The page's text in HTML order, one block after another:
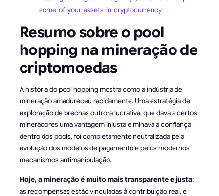
some-of-your-assets-in-cryptocurrency
Resumo sobre o pool
hopping na mineração de
criptomoedas
A história do pool hopping mostra como a indústria de
mineração amadureceu rapidamente. Uma estratégia de
exploração de brechas outrora lucrativa, que dava a certos
mineradores uma vantagem injusta e minava a confiança
dentro dos pools, foi completamente neutralizada pela
evolução dos modelos de pagamento e pelos modernos
mecanismos antimanipulação.
Hoje, a mineração é muito mais transparente e justa:
as recompensas estão vinculadas à contribuição real, e